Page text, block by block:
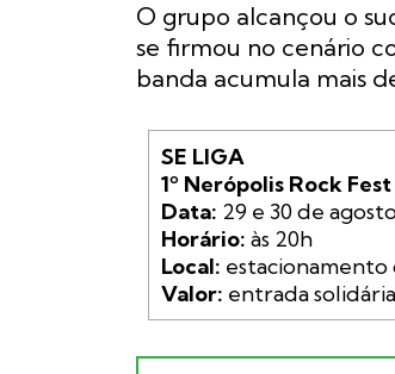
O grupo alcançou o
se firmou no cenário
banda acumula mais
SE LIGA
1º Nerópolis Rock Fest
Data:
Horário:
Local:
Valor: entrada